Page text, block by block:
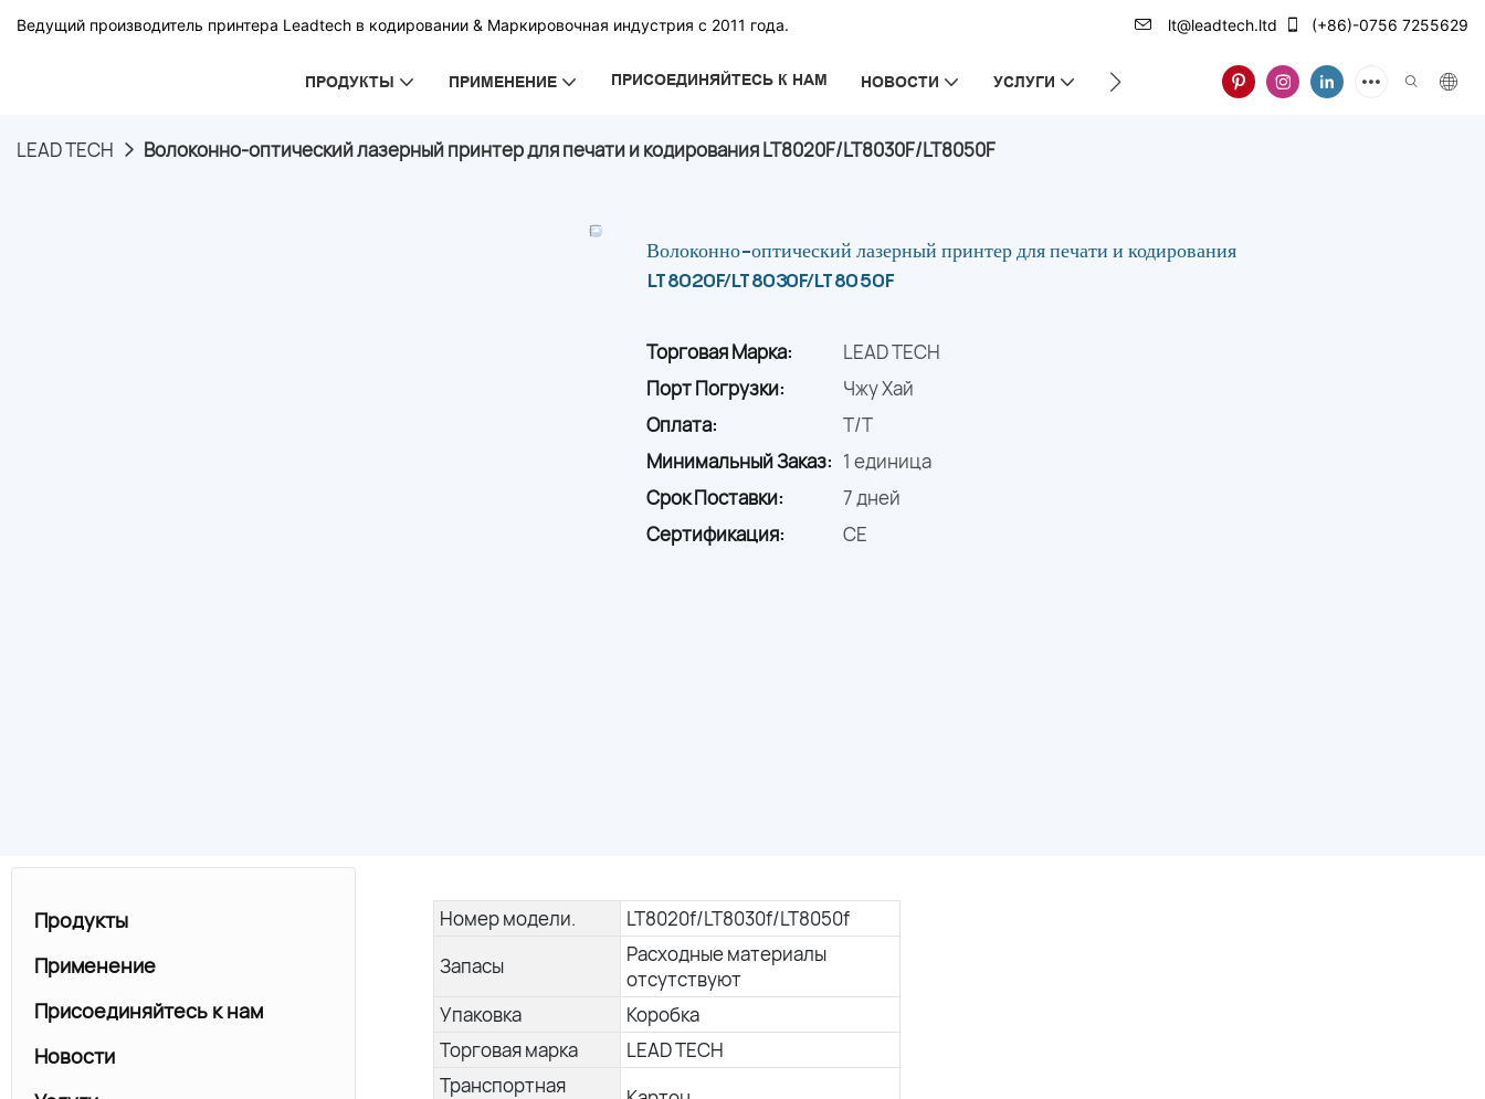
Ведущий производитель принтера Leadtech в кодировании & Маркировочная индустрия с 2011 года. lt@leadtech.ltd (+86)-0756 7255629
ПРОДУКТЫ ПРИМЕНЕНИЕ ПРИСОЕДИНЯЙТЕСЬ К НАМ НОВОСТИ УСЛУГИ О НАС
LEAD TECH Волоконно-оптический лазерный принтер для печати и кодирования LT8020F/LT8030F/LT8050F
Волоконно-оптический лазерный принтер для печати и кодирования
LT8020F/LT8030F/LT8050F
Торговая Марка:
LEAD TECH
Порт Погрузки:
Чжу Хай
Оплата:
T/T
Минимальный Заказ: 1 единица
Срок Поставки:
7 дней
Сертификация:
CE
Номер модели.
LT8020f/LT8030f/LT8050f
Запасы
Расходные материалы
отсутствуют
Упаковка
Коробка
Торговая марка
LEAD TECH
Транспортная
Продукты
Применение
Присоединяйтесь к нам
Новости